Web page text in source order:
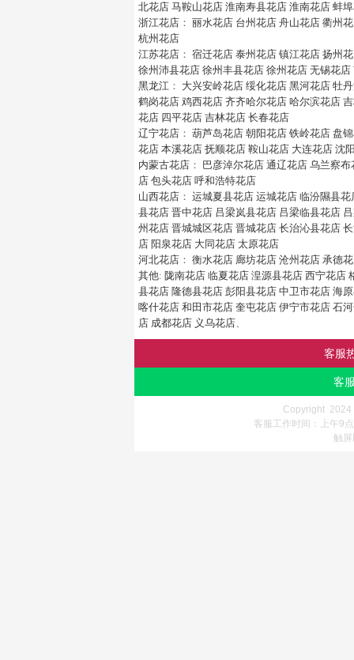
北花店 马鞍山花店 淮南寿县花店 淮南花店 蚌
浙江花店 ： 丽水花店 台州花店 舟山花店 衢州
杭州花店
江苏花店 ： 宿迁花店 泰州花店 镇江花店 扬州
徐州沛县花店 徐州丰县花店 徐州花店 无锡花店
黑龙江 ： 大兴安岭花店 绥化花店 黑河花店 牡
鹤岗花店 鸡西花店 齐齐哈尔花店 哈尔滨花店
花店 四平花店 吉林花店 长春花店
辽宁花店 ： 葫芦岛花店 朝阳花店 铁岭花店 盘
花店 本溪花店 抚顺花店 鞍山花店 大连花店 沈
内蒙古花店 ： 巴彦淖尔花店 通辽花店 乌兰察布
店 包头花店 呼和浩特花店
山西花店 ： 运城夏县花店 运城花店 临汾隰县花
县花店 晋中花店 吕梁岚县花店 吕梁临县花店
州花店 晋城城区花店 晋城花店 长治沁县花店
店 阳泉花店 大同花店 太原花店
河北花店 ： 衡水花店 廊坊花店 沧州花店 承德
其他: 陇南花店 临夏花店 湟源县花店 西宁花店
县花店 隆德县花店 彭阳县花店 中卫市花店 海
喀什花店 和田市花店 奎屯花店 伊宁市花店 石
店 成都花店 义乌花店、
客服
客
Copyright 2024
客服工作时间：上午9
触